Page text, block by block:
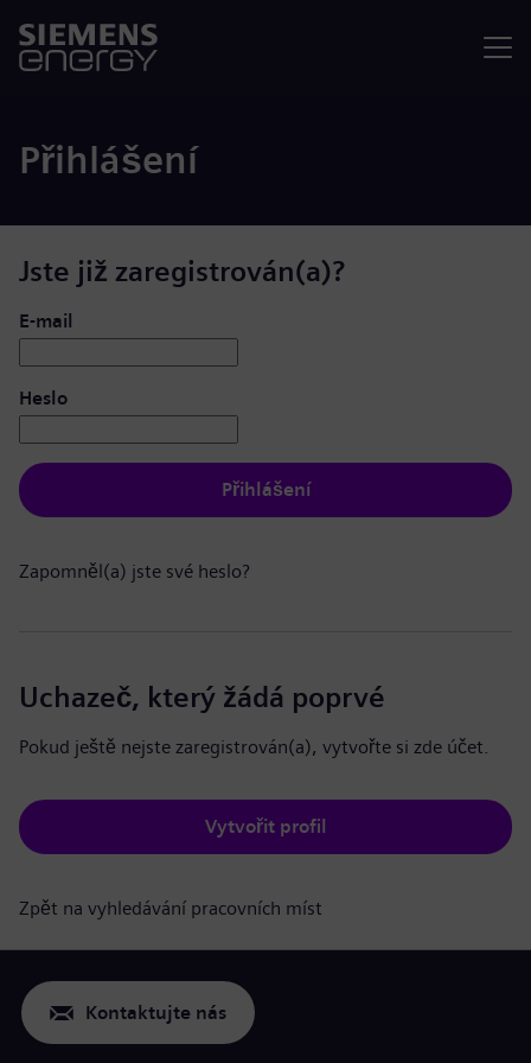
Přihlášení
Jste již zaregistrován(a)?
Přihlášení: uživatel a heslo
E-mail
Heslo
Přihlášení
Zapomněl(a) jste své heslo?
Uchazeč, který žádá poprvé
Pokud ještě nejste zaregistrován(a), vytvořte si zde účet.
Vytvořit profil
Zpět na vyhledávání pracovních míst
Kontaktujte nás